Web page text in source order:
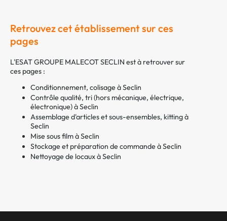
Retrouvez cet établissement sur ces
pages
L'ESAT GROUPE MALECOT SECLIN est à retrouver sur
ces pages :
Conditionnement, colisage à Seclin
Contrôle qualité, tri (hors mécanique, électrique,
électronique) à Seclin
Assemblage d'articles et sous-ensembles, kitting à
Seclin
Mise sous film à Seclin
Stockage et préparation de commande à Seclin
Nettoyage de locaux à Seclin